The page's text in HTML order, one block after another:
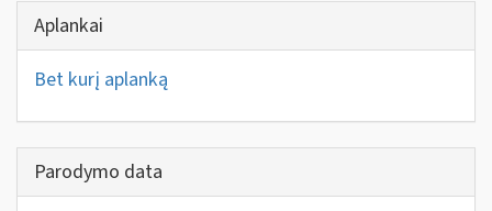
Aplankai
Bet kurį aplanką
Parodymo data